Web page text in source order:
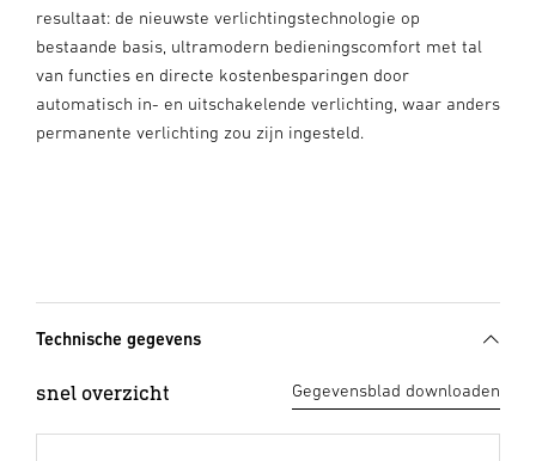
resultaat: de nieuwste verlichtingstechnologie op
bestaande basis, ultramodern bedieningscomfort met tal
van functies en directe kostenbesparingen door
automatisch in- en uitschakelende verlichting, waar anders
permanente verlichting zou zijn ingesteld.
Technische gegevens
snel overzicht Gegevensblad downloaden